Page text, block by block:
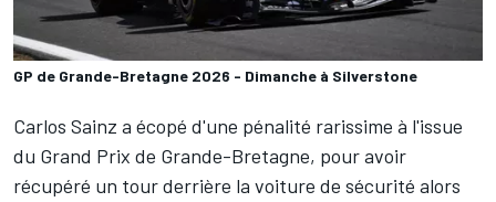
GP de Grande-Bretagne 2026 - Dimanche à Silverstone
Carlos Sainz a écopé d'une pénalité rarissime à l'issue
du Grand Prix de Grande-Bretagne, pour avoir
récupéré un tour derrière la voiture de sécurité alors